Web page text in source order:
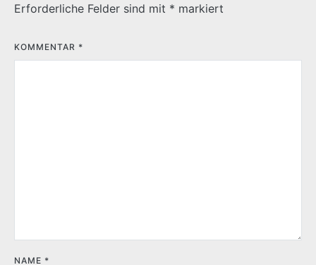
Erforderliche Felder sind mit * markiert
KOMMENTAR *
NAME *